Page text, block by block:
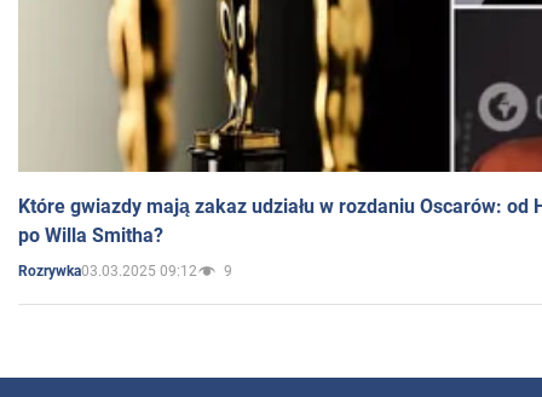
Które gwiazdy mają zakaz udziału w rozdaniu Oscarów: od
po Willa Smitha?
Rozrywka03.03.2025 09:12 9